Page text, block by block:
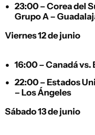
23:00 –Corea del
Grupo A –
Viernes 12 de junio
16:00 –Canadávs.
22:00 – Estados
– Los Ángeles
Sábado 13 de junio